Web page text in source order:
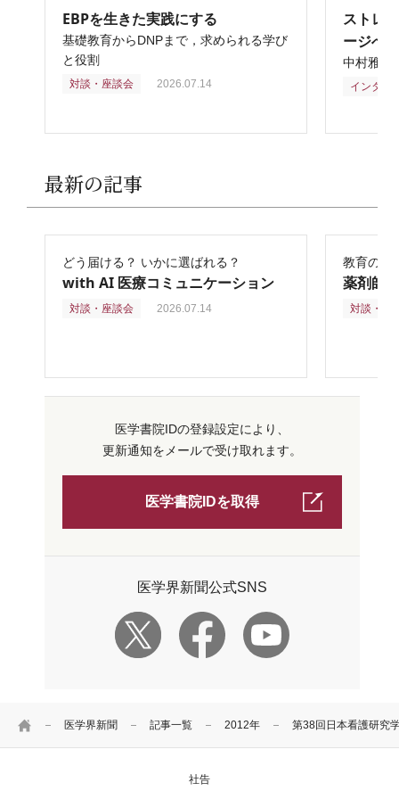
HOME 医学界新聞 記事一覧 2012年 第38回日本看護研究
EBPを生きた実践にする
基礎教育からDNPまで，求められる学び
と役割
対談・座談会 2026.07.14
ストレ
ージへ
中村雅俊
インタビ
最新の記事
どう届ける？ いかに選ばれる？
with AI 医療コミュニケーション
対談・座談会 2026.07.14
教育の再
薬剤師
対談・座
医学書院IDの登録設定により、
更新通知をメールで受け取れます。
医学書院IDを取得
医学界新聞公式SNS
社告